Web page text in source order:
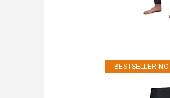
BESTSELLER